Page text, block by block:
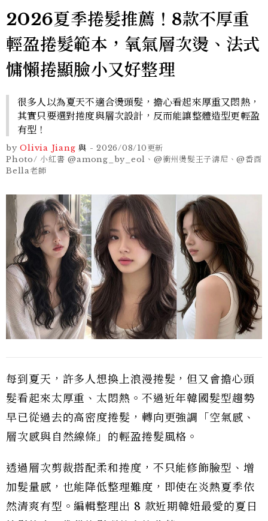
2026夏季捲髮推薦！8款不厚重
輕盈捲髮範本，氧氣層次燙、法式
慵懶捲顯臉小又好整理
很多人以為夏天不適合燙頭髮，擔心看起來厚重又悶熱，
其實只要選對捲度與層次設計，反而能讓整體造型更輕盈
有型！
by Olivia Jiang 與 - 2026/08/10更新
Photo/ 小紅書 @among_by_eol、@衝州燙髮王子濤尼、@番酉
Bella老師
每到夏天，許多人想換上浪漫捲髮，但又會擔心頭
髮看起來太厚重、太悶熱。不過近年韓國髮型趨勢
早已從過去的高密度捲髮，轉向更強調「空氣感、
層次感與自然線條」的輕盈捲髮風格。
透過層次剪裁搭配柔和捲度，不只能修飾臉型、增
加髮量感，也能降低整理難度，即使在炎熱夏季依
然清爽有型。編輯整理出 8 款近期韓妞最愛的夏日